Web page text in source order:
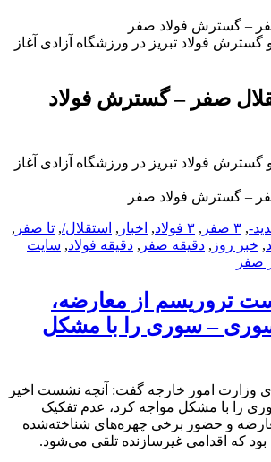
گسترش فولاد تبریز در ورزشگاه آزادی آغاز
۳ استقلال صفر – گسترش فولاد
گسترش فولاد تبریز در ورزشگاه آزادی آغاز
برچسب‌ها
-
, ۳ صفر , ۳ فولاد , اخبار , استقلال/, تا صفر ,
, خبر روز , دقیقه صفر , دقیقه فولاد, سایت
صفر
تروریسم از معارضه،
– سوری را با مشکل
وزارت امور خارجه گفت: آنچه نشست اخیر
را با مشکل مواجه کرد، عدم تفکیک
و حضور برخی چهره‌های شناخته‌شده
که اقدامی غیرسازنده تلقی می‌شود.